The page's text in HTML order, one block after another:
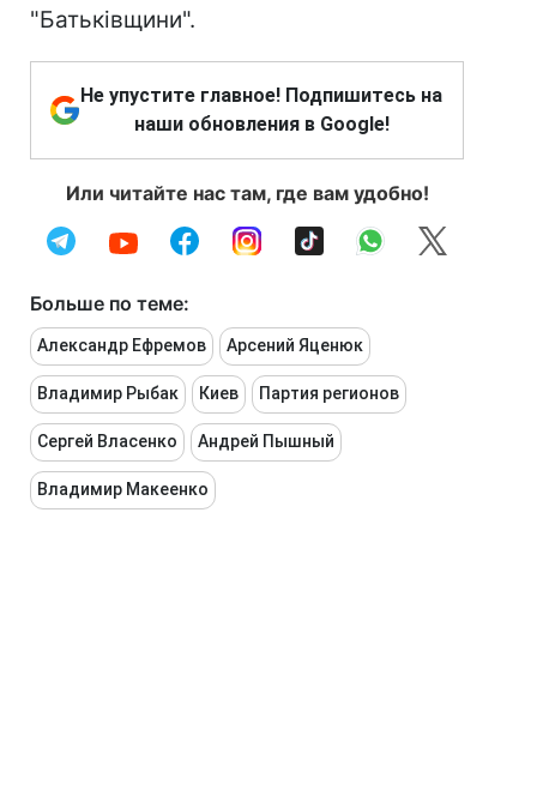
"Батьківщини".
Не упустите главное! Подпишитесь на
наши обновления в Google!
Или читайте нас там, где вам удобно!
Больше по теме:
Александр Ефремов Арсений Яценюк
Владимир Рыбак Киев Партия регионов
Сергей Власенко Андрей Пышный
Владимир Макеенко